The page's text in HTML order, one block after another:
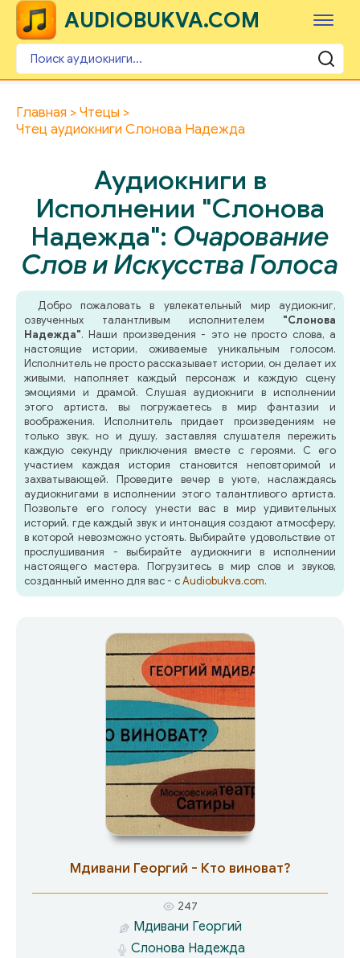
AUDIOBUKVA.COM
Главная
Чтецы
Чтец аудиокниги Слонова Надежда
Аудиокниги в
Исполнении "Слонова
Надежда": Очарование
Слов и Искусства Голоса
Добро пожаловать в увлекательный мир аудиокниг,
озвученных талантливым исполнителем "Слонова
Надежда". Наши произведения - это не просто слова, а
настоящие истории, оживаемые уникальным голосом.
Исполнитель не просто рассказывает истории, он делает их
живыми, наполняет каждый персонаж и каждую сцену
эмоциями и драмой. Слушая аудиокниги в исполнении
этого артиста, вы погружаетесь в мир фантазии и
воображения. Исполнитель придает произведениям не
только звук, но и душу, заставляя слушателя пережить
каждую секунду приключения вместе с героями. С его
участием каждая история становится неповторимой и
захватывающей. Проведите вечер в уюте, наслаждаясь
аудиокнигами в исполнении этого талантливого артиста.
Позвольте его голосу унести вас в мир удивительных
историй, где каждый звук и интонация создают атмосферу,
в которой невозможно устоять. Выбирайте удовольствие от
прослушивания - выбирайте аудиокниги в исполнении
настоящего мастера. Погрузитесь в мир слов и звуков,
созданный именно для вас - сAudiobukva.com.
Мдивани Георгий - Кто виноват?
247
Мдивани Георгий
Слонова Надежда